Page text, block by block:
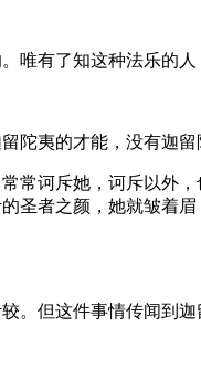
有了知这种法乐的人
夷的才能，没有迦留
诃斥她，诃斥以外，
圣者之颜，她就皱着
但这件事情传闻到迦